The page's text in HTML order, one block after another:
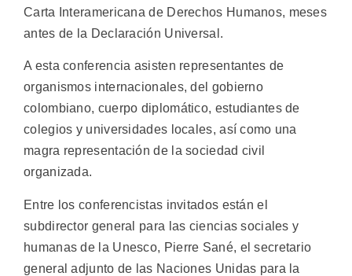
Carta Interamericana de Derechos Humanos, meses
antes de la Declaración Universal.
A esta conferencia asisten representantes de
organismos internacionales, del gobierno
colombiano, cuerpo diplomático, estudiantes de
colegios y universidades locales, así como una
magra representación de la sociedad civil
organizada.
Entre los conferencistas invitados están el
subdirector general para las ciencias sociales y
humanas de la Unesco, Pierre Sané, el secretario
general adjunto de las Naciones Unidas para la